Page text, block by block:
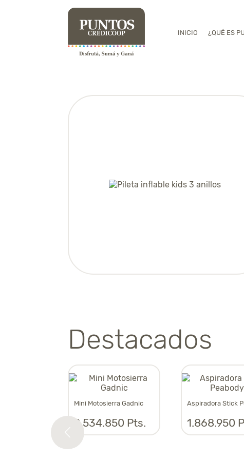
INICIO ¿QUÉ ES
Destacados
Mini Motosierra Gadnic
2.534.850 Pts.
Aspiradora Stick
1.868.950